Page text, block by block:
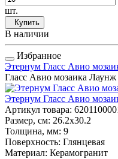
шт.
Купить
В наличии
Избранное
Этернум Гласс Авио
Гласс Авио мозаика
Этернум Гласс Авио
Артикул товара:
Размер, см: 26.2x30.2
Толщина, мм: 9
Поверхность: Глянцевая
Материал: Керамогранит